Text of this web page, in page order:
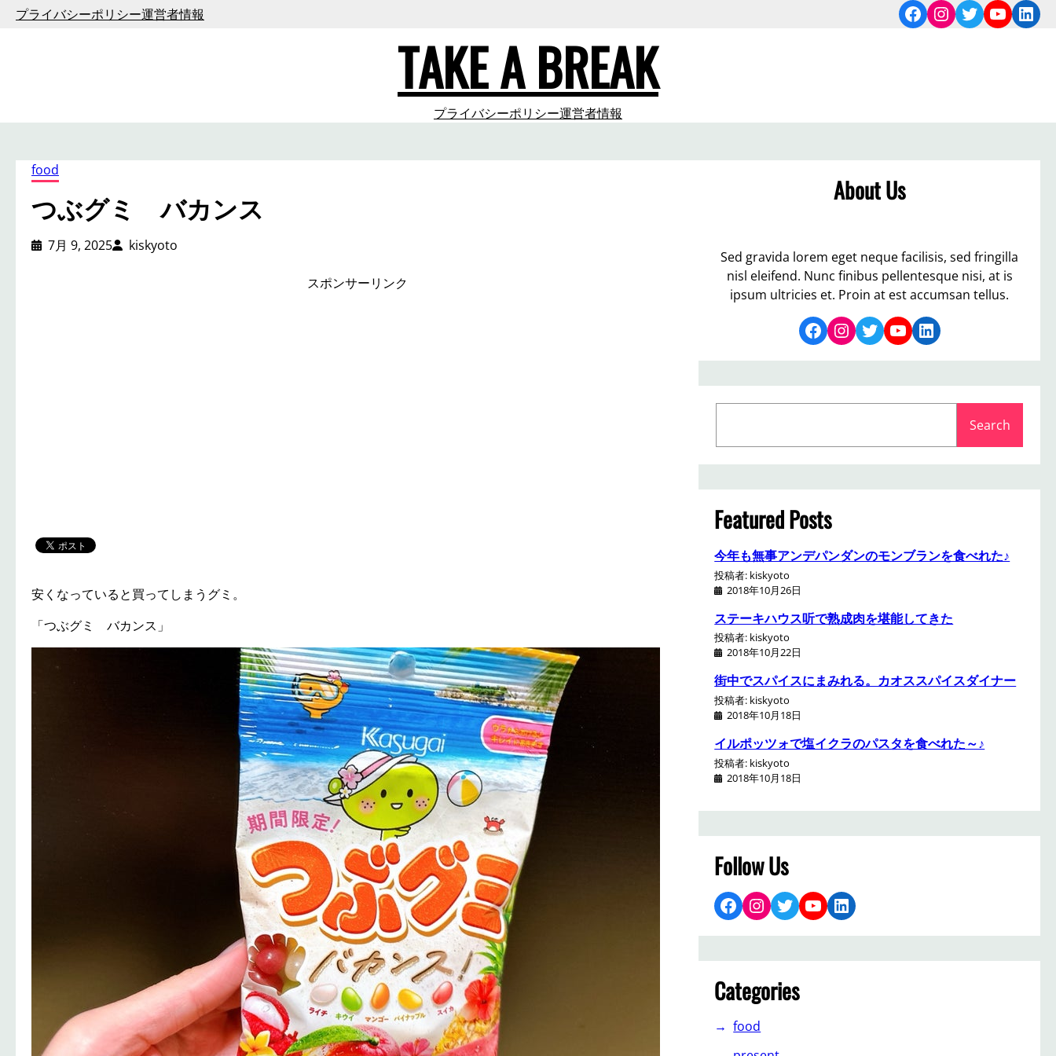
プ
プライバシーポリシー運営者情報 Facebook
Instagram
Twitter
TAKE A BREAK
プライバシーポリシー運営者情報
food
つぶグミ バカンス
7月 9, 2025 kiskyoto
スポンサーリンク
安くなっていると買ってしまうグミ。
「つぶグミ バカンス」
About Us
Sed gravida lorem eget neque facilisis, sed fringilla
nisl eleifend. Nunc finibus pellentesque nisi, at is
ipsum ultricies et. Proin at est accumsan tellus.
Facebook Instagram Twitter YouTube LinkedIn
a
r
c
h
Search
Featured Posts
今年も無事アンデパンダンのモンブランを食べれた♪
投稿者: kiskyoto
2018年10月26日
ステーキハウス听で熟成肉を堪能してきた
投稿者: kiskyoto
2018年10月22日
街中でスパイスにまみれる。カオススパイスダイナー
投稿者: kiskyoto
2018年10月18日
イルポッツォで塩イクラのパスタを食べれた～♪
投稿者: kiskyoto
2018年10月18日
Follow Us
Facebook Instagram Twitter YouTube LinkedIn
Categories
food